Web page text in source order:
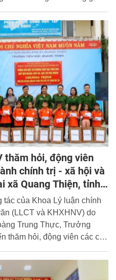
tham gia thực hành chính
thăm hỏi, động viên
chính trị - xã hội và
xã Quang Thiện, tỉnh
tác của Khoa Lý luận chính
(LLCT và KHXHNV) do
Trung Thực, Trưởng
thăm hỏi, động viên các cán
Quang Thiện, tỉnh Ninh Bình
hoàn cảnh khó khăn đạt